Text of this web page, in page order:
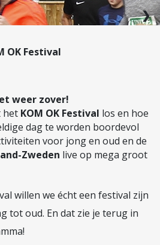
20 juni
25
❯
OK Festival
weer zover!
het KOM OK Festival los en hoe
dag te worden boordevol
voor jong en oud en de
Zweden live op mega groot
willen we écht een festival zijn
tot oud. En dat zie je terug in